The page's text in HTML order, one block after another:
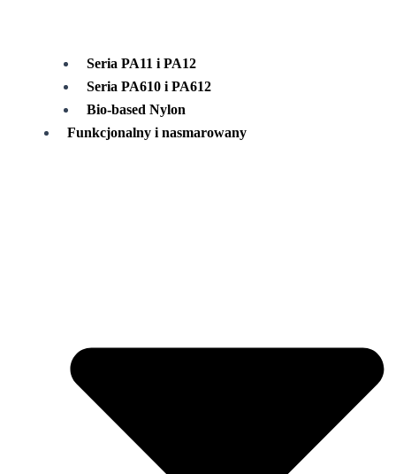
Seria PA11 i PA12
Seria PA610 i PA612
Bio-based Nylon
Funkcjonalny i nasmarowany